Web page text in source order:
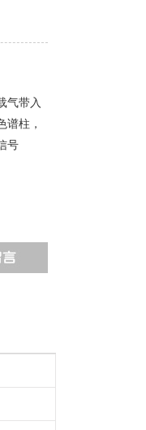
气带入
谱柱，
号